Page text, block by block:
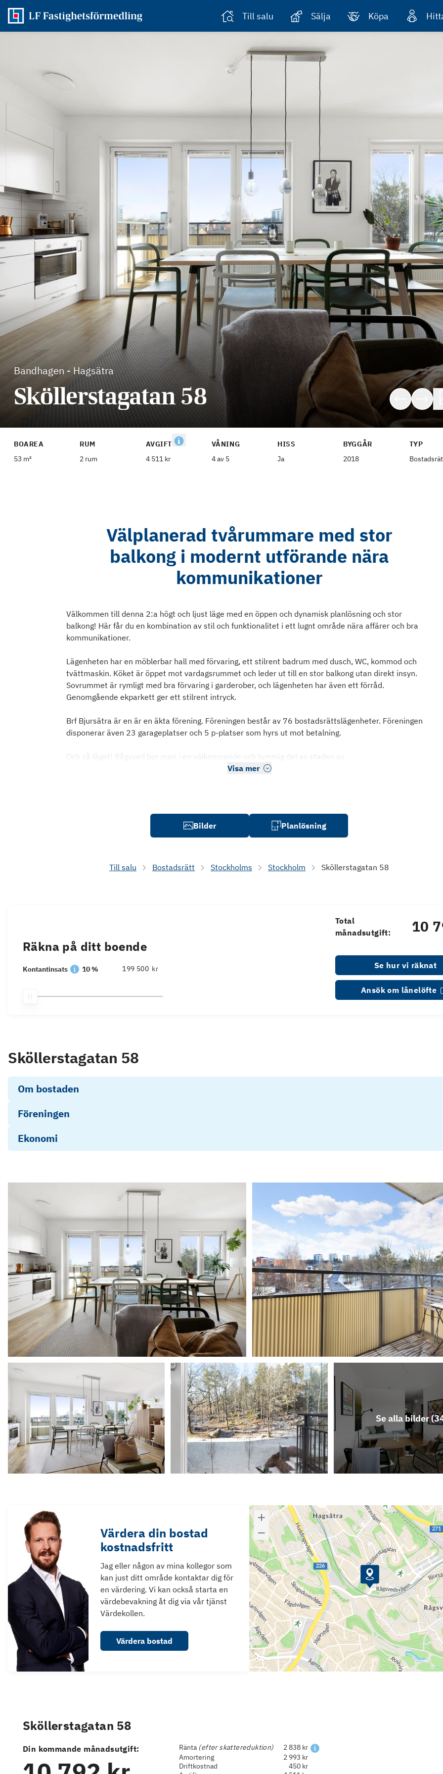
Till salu Sälja Köpa
Bandhagen - Hagsätra
Sköllerstagatan 58
BOAREA
53 m²
RUM
2 rum
AVGIFT
4 511 kr
VÅNING
4 av 5
HISS
Ja
BYGGÅR
2018
TYP
Välplanerad tvårummare med stor
balkong i modernt utförande nära
kommunikationer
Välkommen till denna 2:a högt och ljust läge med en öppen och dynamisk planlösning och stor
balkong! Här får du en kombination av stil och funktionalitet i ett lugnt område nära affärer och bra
kommunikationer.
Lägenheten har en möblerbar hall med förvaring, ett stilrent badrum med dusch, WC, kommod och
tvättmaskin. Köket är öppet mot vardagsrummet och leder ut till en stor balkong utan direkt insyn.
Sovrummet är rymligt med bra förvaring i garderober, och lägenheten har även ett förråd.
Genomgående ekparkett ger ett stilrent intryck.
Brf Bjursätra är en är en äkta förening. Föreningen består av 76 bostadsrättslägenheter. Föreningen
disponerar även 23 garageplatser och 5 p-platser som hyrs ut mot betalning.
Och så läget! Rågsved bor man i en välkomnande och lummig del av staden so
Visa mer
Bilder Planlösning
Till salu Bostadsrätt Stockholms Stockholm Sköllerstagatan 58
Räkna på ditt boende
Kontantinsats 10 % kr
Total
månadsutgift:
10
Se hur vi räknat
Ansök om lånelöfte
Sköllerstagatan 58
Om bostaden
Föreningen
Ekonomi
Se alla bilder (
Värdera din bostad
kostnadsfritt
Jag eller någon av mina kollegor som
kan just ditt område kontaktar dig för
en värdering. Vi kan också starta en
värdebevakning åt dig via vår tjänst
Värdekollen.
Värdera bostad
Sköllerstagatan 58
Din kommande månadsutgift: Ränta (efter skattereduktion)
2 838 kr
Amortering
2 993 kr
Driftkostnad
450 kr